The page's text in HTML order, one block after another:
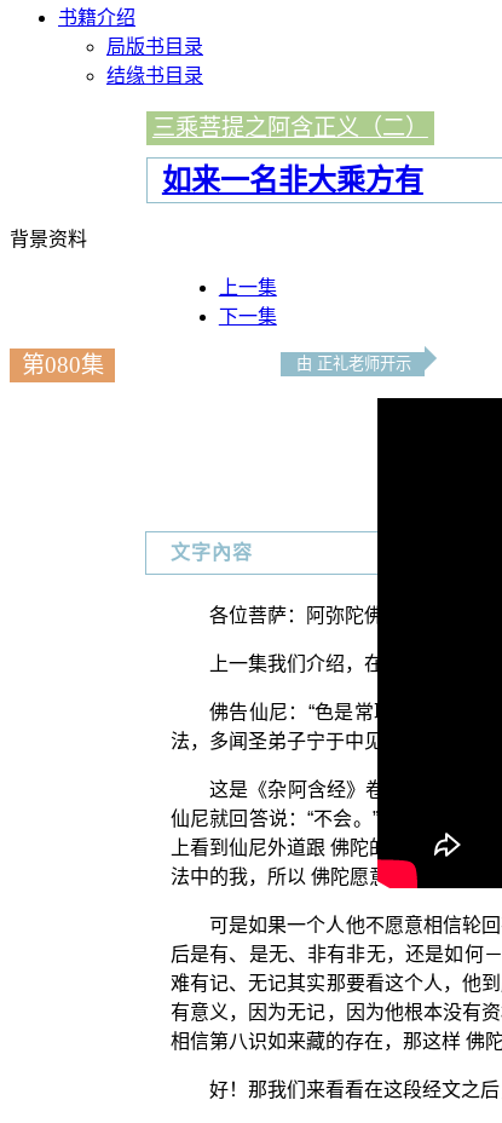
书籍介绍
局版书目录
结缘书目录
三乘菩提之阿含正义（二）
如来一名非大乘方有
背景资料
上一集
下一集
第080集 由 正礼老师开示
文字內容
各位菩萨：阿弥陀佛！
上一集我们介绍，在《阿含经》
佛告仙尼：“色是常耶？为无常耶
法，多闻圣弟子宁于中见我、异我、相
这是《杂阿含经》卷5里面，佛
仙尼就回答说：“不会。”所以显然这
上看到仙尼外道跟 佛陀的对话里面
法中的我，所以 佛陀愿意开始跟他讨
可是如果一个人他不愿意相信轮
后是有、是无、非有非无，还是如何
难有记、无记其实那要看这个人，他
有意义，因为无记，因为他根本没有
相信第八识如来藏的存在，那这样 佛
好！那我们来看看在这段经文之